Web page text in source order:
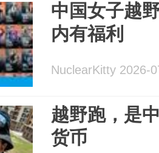
中国女子越
内有福利
NuclearKitty 2026-
越野跑，是
货币